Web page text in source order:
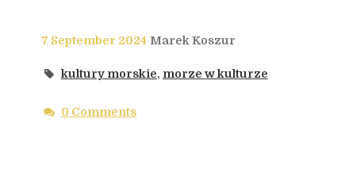
7 September 2024 Marek Koszur
kultury morskie, morze w kulturze
0 Comments